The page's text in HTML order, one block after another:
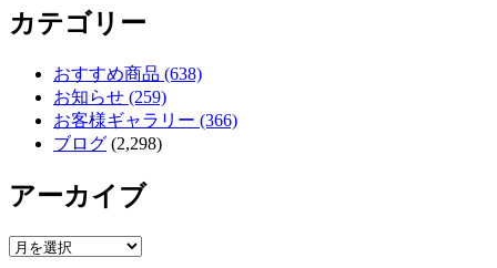
カテゴリー
おすすめ商品 (638)
お知らせ (259)
お客様ギャラリー (366)
ブログ (2,298)
アーカイブ
ア